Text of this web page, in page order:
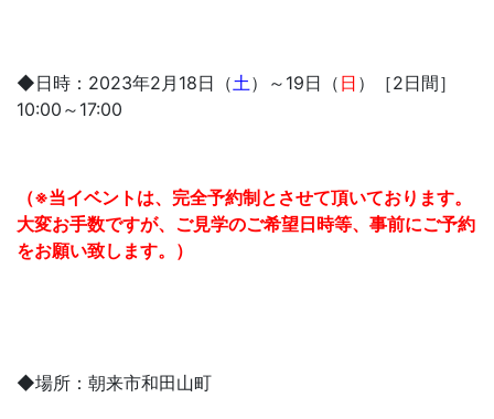
◆日時：2023年2月18日（土）～19日（ 日 ）［2日間］
10:00～17:00
（※当イベントは、完全予約制とさせて頂いております。
大変お手数ですが、ご見学のご希望日時等、事前にご予約
をお願い致します。）
◆場所：朝来市和田山町